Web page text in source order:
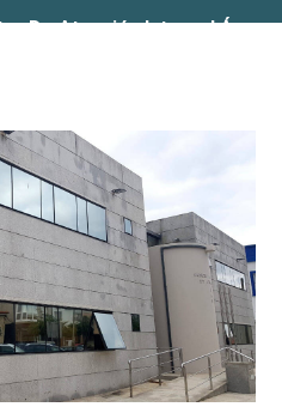
De Atención Integral Á